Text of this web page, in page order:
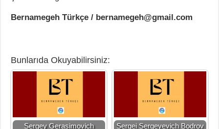
Bernamegeh Türkçe / bernamegeh@gmail.com
Bunlarıda Okuyabilirsiniz:
Sergey Gerasimovich
Sergei Sergeyevich Bodrov